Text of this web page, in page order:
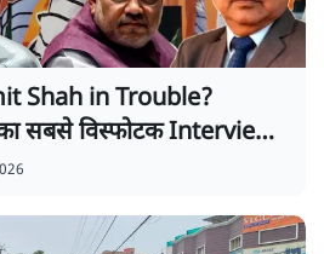
Shah in Trouble?
सबसे विस्फोटक Interview!